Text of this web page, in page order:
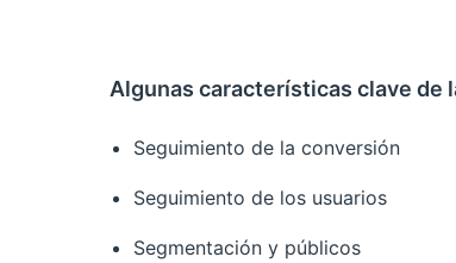
Algunas características clave de
Seguimiento de la conversión
Seguimiento de los usuarios
Segmentación y públicos